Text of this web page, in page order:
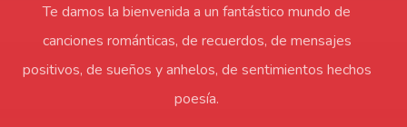
Te damos la bienvenida a un fantástico mundo de
canciones románticas, de recuerdos, de mensajes
positivos, de sueños y anhelos, de sentimientos hechos
poesía.